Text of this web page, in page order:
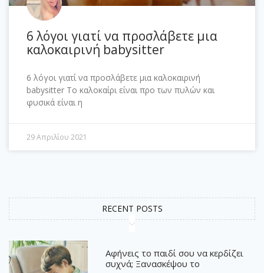
6 λόγοι γιατί να προσλάβετε μια
καλοκαιρινή babysitter
6 λόγοι γιατί να προσλάβετε μια καλοκαιρινή
babysitter Το καλοκαίρι είναι προ των πυλών και
φυσικά είναι η
29 Απριλίου 2021
RECENT POSTS
Αφήνεις το παιδί σου να κερδίζει
συχνά; Ξανασκέψου το